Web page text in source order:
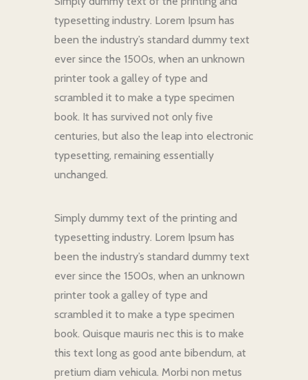
typesetting industry. Lorem Ipsum has
been the industry’s standard dummy text
ever since the 1500s, when an unknown
printer took a galley of type and
scrambled it to make a type specimen
book. It has survived not only five
centuries, but also the leap into electronic
typesetting, remaining essentially
unchanged.
Simply dummy text of the printing and
typesetting industry. Lorem Ipsum has
been the industry’s standard dummy text
ever since the 1500s, when an unknown
printer took a galley of type and
scrambled it to make a type specimen
book. Quisque mauris nec this is to make
this text long as good ante bibendum, at
pretium diam vehicula. Morbi non metus